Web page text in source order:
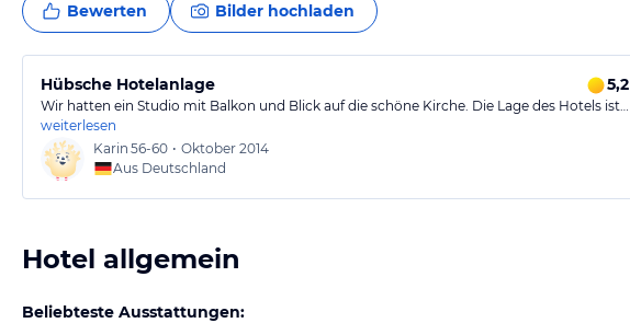
Bewerten Bilder hochladen
Hübsche Hotelanlage 5,2
Wir hatten ein Studio mit Balkon und Blick auf die schöne Kirche. Die Lage des Hotels ist…
weiterlesen
Karin 56-60 • Oktober 2014
Aus Deutschland
Hotel allgemein
Beliebteste Ausstattungen: